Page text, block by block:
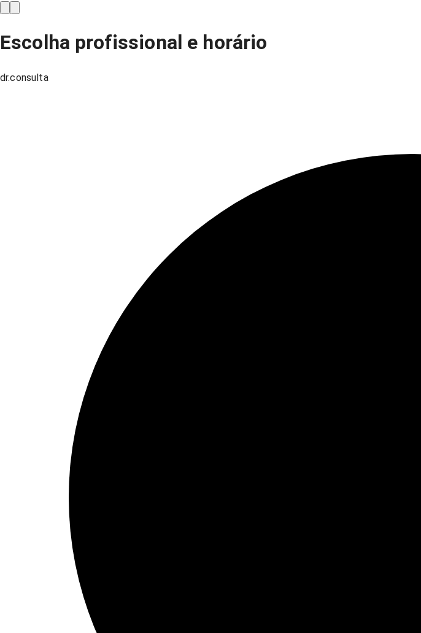
Escolha profissional e horário
dr.consulta